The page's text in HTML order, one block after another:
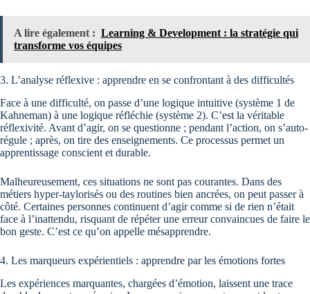
A lire également : Learning & Development : la stratégie qui
transforme vos équipes
3. L’analyse réflexive : apprendre en se confrontant à des difficultés
Face à une difficulté, on passe d’une logique intuitive (système 1 de
Kahneman) à une logique réfléchie (système 2). C’est la véritable
réflexivité. Avant d’agir, on se questionne ; pendant l’action, on s’auto-
régule ; après, on tire des enseignements. Ce processus permet un
apprentissage conscient et durable.
Malheureusement, ces situations ne sont pas courantes. Dans des
métiers hyper-taylorisés ou des routines bien ancrées, on peut passer à
côté. Certaines personnes continuent d’agir comme si de rien n’était
face à l’inattendu, risquant de répéter une erreur convaincues de faire le
bon geste. C’est ce qu’on appelle mésapprendre.
4. Les marqueurs expérientiels : apprendre par les émotions fortes
Les expériences marquantes, chargées d’émotion, laissent une trace